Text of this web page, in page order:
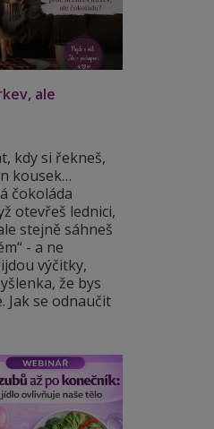
ale
kdy si řekneš,
kousek…
čokoláda
otevřeš lednici,
stejně sáhneš
- a ne
výčitky,
že bys
Jak se odnaučit